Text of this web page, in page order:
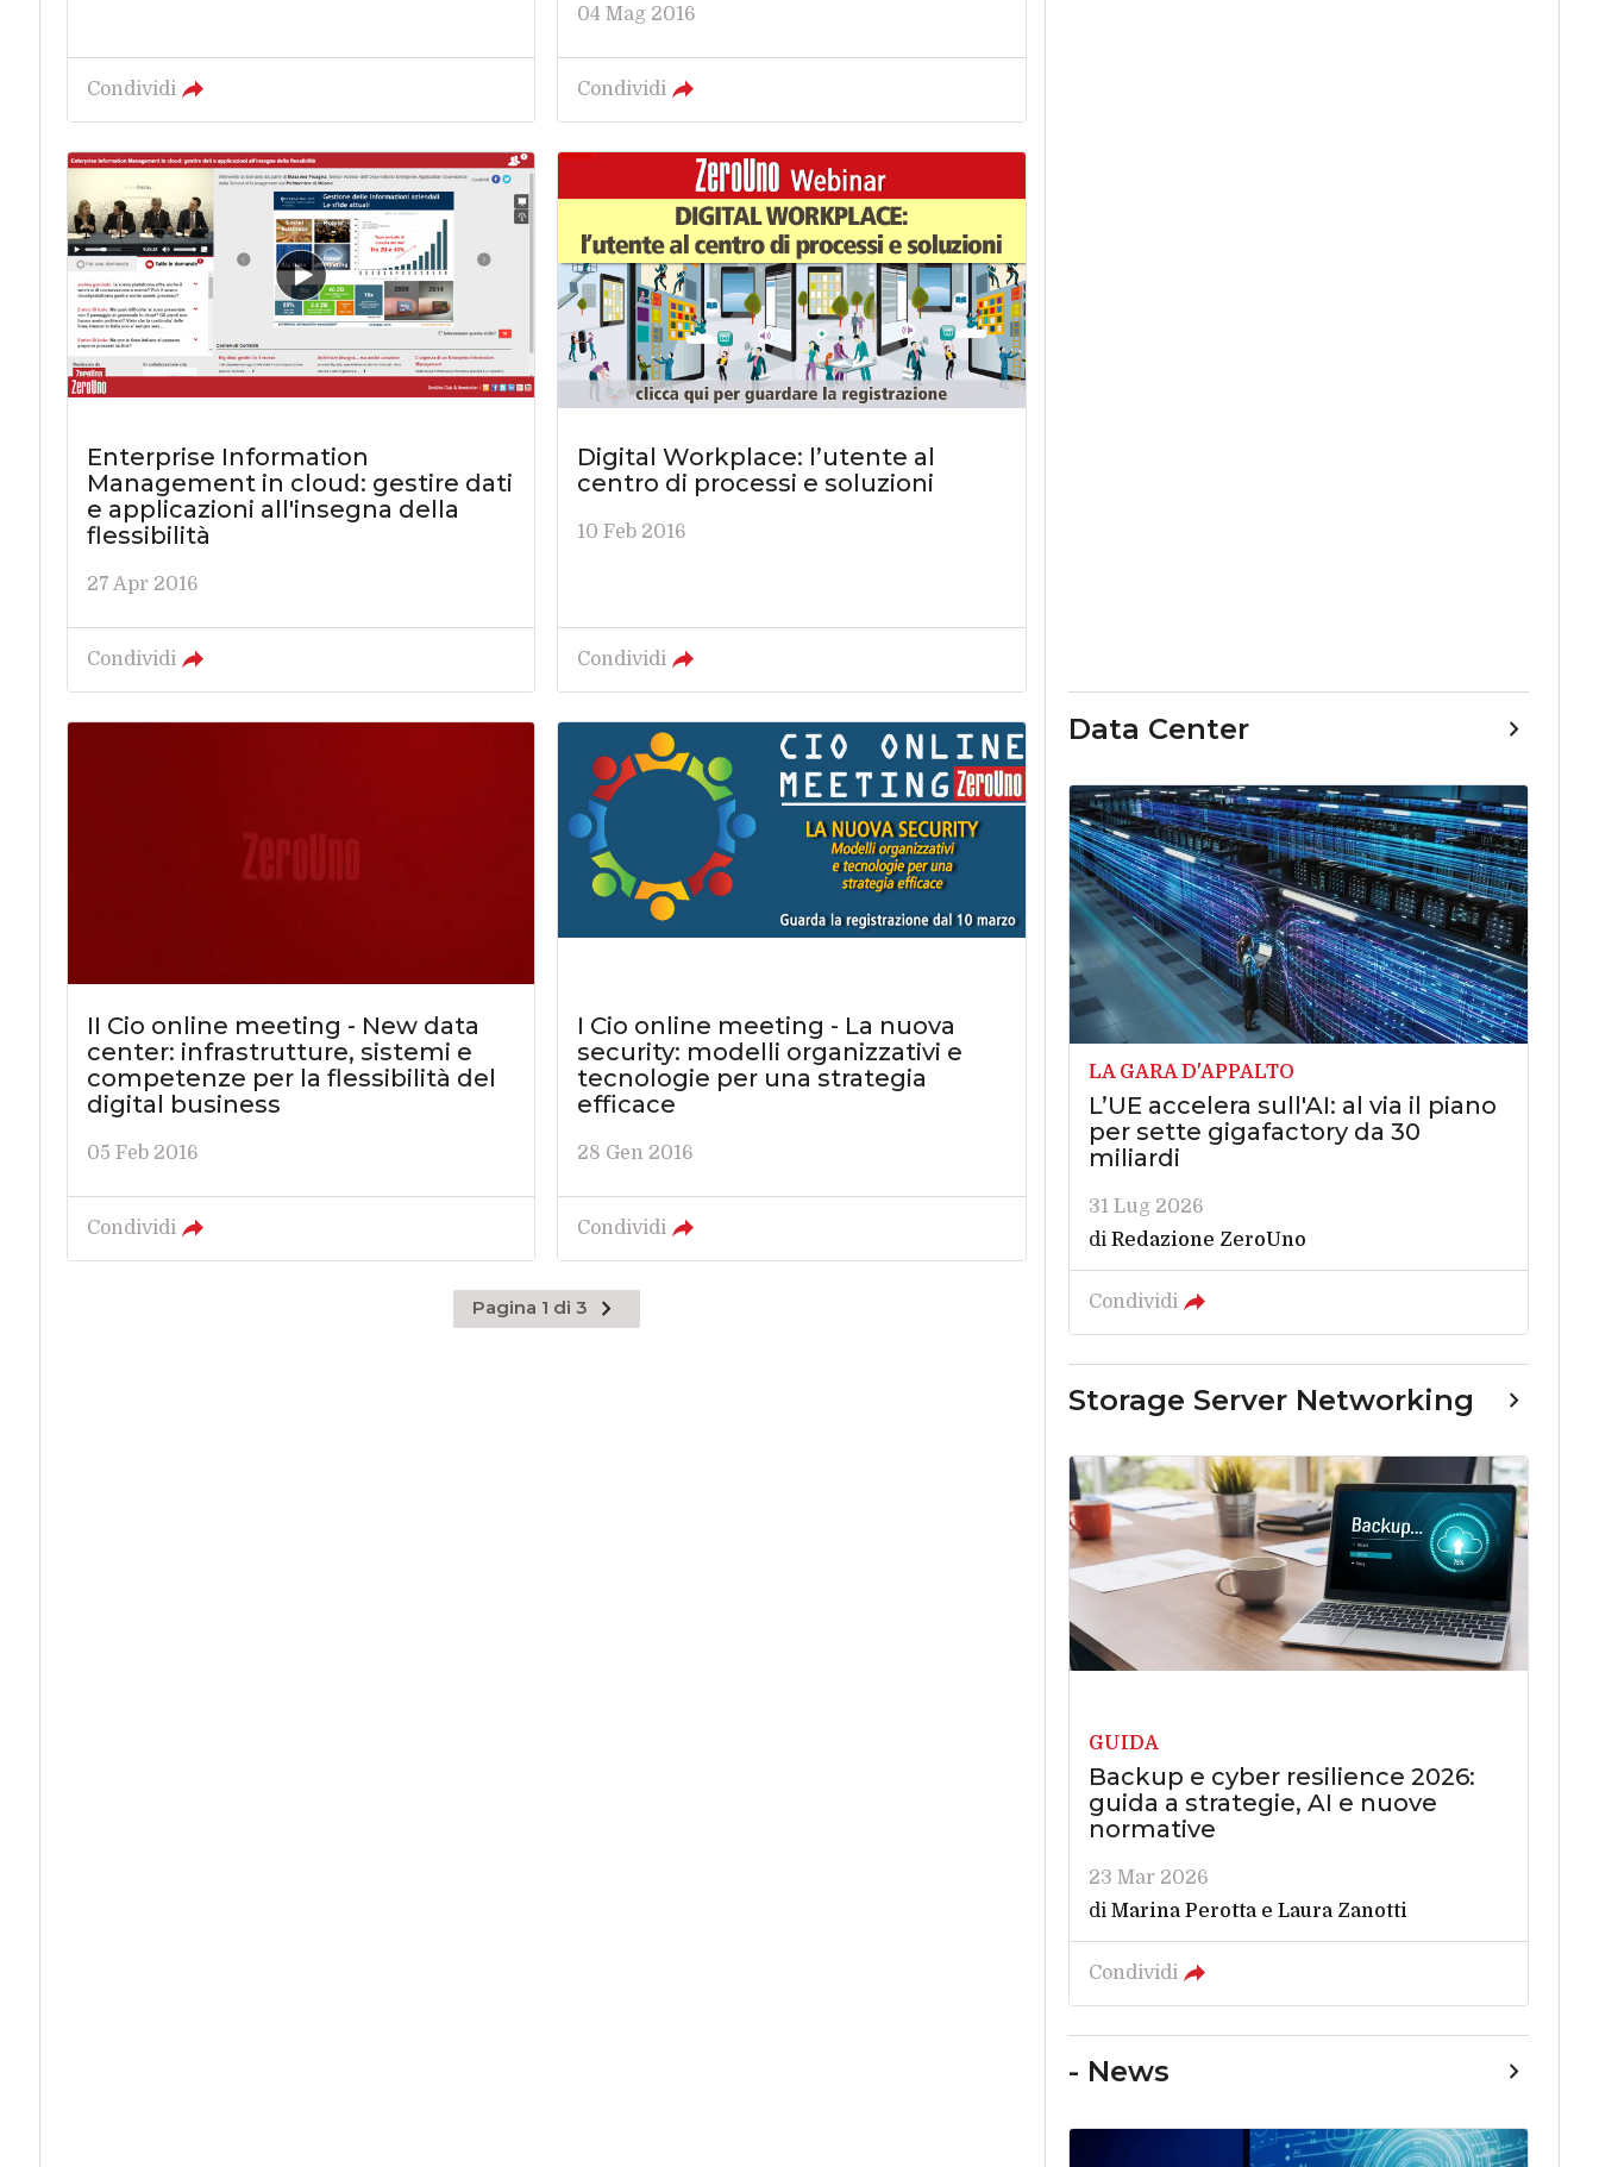
Condividi
04 Mag 2016
Condividi
Enterprise Information
Management in cloud: gestire dati
e applicazioni all'insegna della
flessibilità
27 Apr 2016
Condividi
Digital Workplace: l’utente al
centro di processi e soluzioni
10 Feb 2016
Condividi
II Cio online meeting - New data
center: infrastrutture, sistemi e
competenze per la flessibilità del
digital business
05 Feb 2016
Condividi
I Cio online meeting - La nuova
security: modelli organizzativi e
tecnologie per una strategia
efficace
28 Gen 2016
Condividi
Pagina 1 di 3
Data Center
LA GARA D'APPALTO
L’UE accelera sull'AI: al via il piano
per sette gigafactory da 30
miliardi
31 Lug 2026
di Redazione ZeroUno
Condividi
Storage Server Networking
GUIDA
Backup e cyber resilience 2026:
guida a strategie, AI e nuove
normative
23 Mar 2026
di Marina Perottae Laura Zanotti
Condividi
- News